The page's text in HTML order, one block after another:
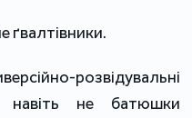
ґвалтівники.
розвідувальні
навіть не батюшки